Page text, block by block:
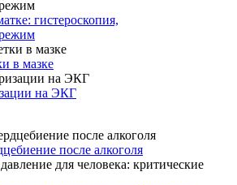
гистероскопия,
в мазке
на ЭКГ
после алкоголя